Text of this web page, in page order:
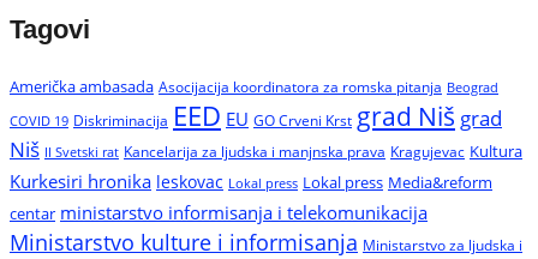
Tagovi
Američka ambasada Asocijacija koordinatora za romska pitanja Beograd
COVID 19 Diskriminacija EED EU GO Crveni Krst grad Niš grad
Niš II Svetski rat Kancelarija za ljudska i manjnska prava Kragujevac Kultura
Kurkesiri hronika leskovac Lokal press Lokal press Media&reform
centar ministarstvo informisanja i telekomunikacija
Ministarstvo kulture i informisanja Ministarstvo za ljudska i